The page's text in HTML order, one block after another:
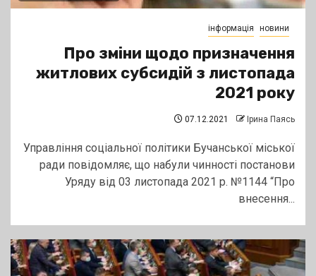
інформація новини
Про зміни щодо призначення
житлових субсидій з листопада
2021 року
07.12.2021 Ірина Паясь
Управління соціальної політики Бучанської міської
ради повідомляє, що набули чинності постанови
Уряду від 03 листопада 2021 р. №1144 “Про
внесення...